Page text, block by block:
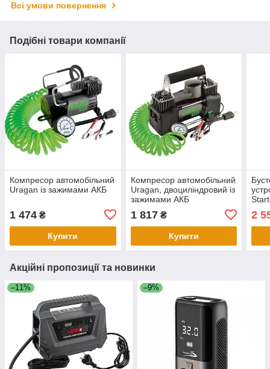
Всі умови повернення
Подібні товари компанії
Компресор автомобільний
Uragan із зажимами АКБ
1 474 ₴
Купити
Компресор автомобільний
Uragan, двоциліндровий із
зажимами АКБ
1 817₴
Купити
2
Акційні пропозиції та новинки
–11% –9%